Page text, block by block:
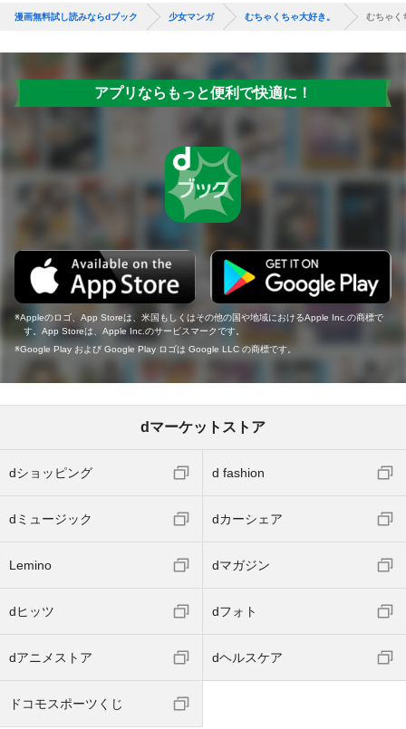
漫画無料試し読みならdブック 少女マンガ むちゃくちゃ大好き。 むちゃく
アプリならもっと便利で快適に！
Appleのロゴ、App Storeは、米国もしくはその他の国や地域におけるApple Inc.の商標で
す。App Storeは、Apple Inc.のサービスマークです。
Google Play および Google Play ロゴは Google LLC の商標です。
dマーケットストア
dショッピング d fashion
dミュージック dカーシェア
Lemino dマガジン
dヒッツ dフォト
dアニメストア dヘルスケア
ドコモスポーツくじ